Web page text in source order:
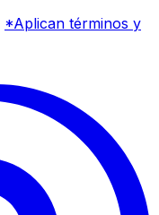
*Aplican términos y